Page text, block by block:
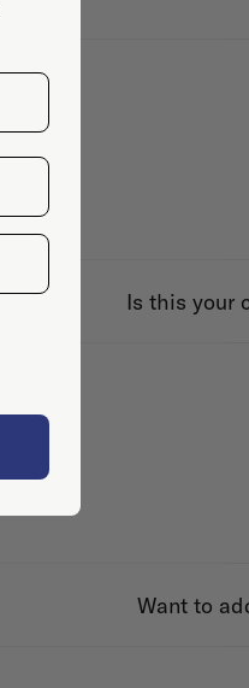
Is this your
Want to